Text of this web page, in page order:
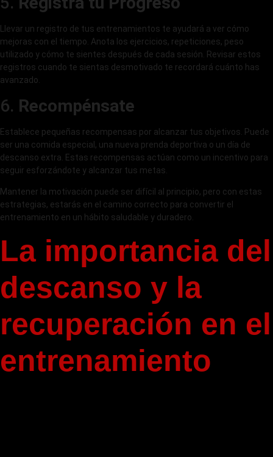
Llevar un registro de tus entrenamientos te ayudará a ver cómo
mejoras con el tiempo. Anota los ejercicios, repeticiones, peso
utilizado y cómo te sientes después de cada sesión. Revisar estos
registros cuando te sientas desmotivado te recordará cuánto has
avanzado.
6. Recompénsate
Establece pequeñas recompensas por alcanzar tus objetivos. Puede
ser una comida especial, una nueva prenda deportiva o un día de
descanso extra. Estas recompensas actúan como un incentivo para
seguir esforzándote y alcanzar tus metas.
Mantener la motivación puede ser difícil al principio, pero con estas
estrategias, estarás en el camino correcto para convertir el
entrenamiento en un hábito saludable y duradero.
La importancia del
descanso y la
recuperación en el
entrenamiento